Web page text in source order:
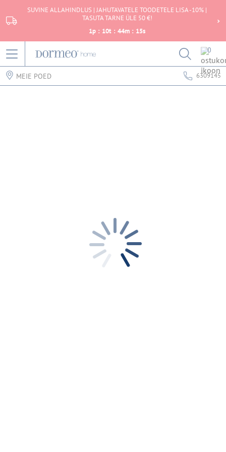
SUVINE ALLAHINDLUS | JAHUTAVATELE TOODETELE LISA -10% |
TASUTA TARNE ÜLE 50 €!
1p : 10t : 44m : 15s
0
MEIE POED 6309145